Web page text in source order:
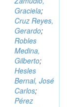
Graciela;
Cruz Reyes,
Gerardo;
Robles
Medina,
Gilberto;
Hesles
Bernal, José
Carlos;
Pérez